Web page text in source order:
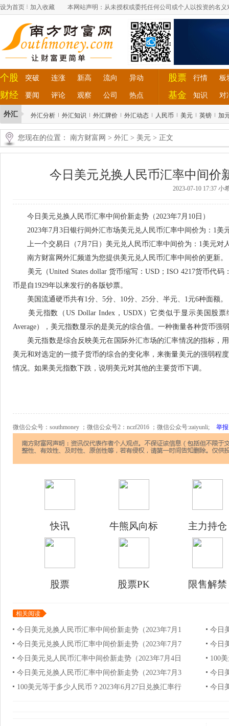
设为首页 加入收藏 本网站声明：从未授权或委托任何公司或个人以投资的名
个股 突破 连涨 新高 流向 异动
财经 要闻 评论 观察 公司 热点
股票 行情 板
基金 知识 对
外汇 外汇分析 外汇知识 外汇牌价 外汇动态 人民币 美元 英镑 加
您现在的位置： 南方财富网 > 外汇 > 美元 > 正文
今日美元兑换人民币汇率中间价
2023-07-10 17:37 小
今日美元兑换人民币汇率中间价新走势（2023年7月10日）
2023年7月3日银行间外汇市场美元兑人民币汇率中间价为：1美
上一个交易日（7月7日）美元兑人民币汇率中间价为：1美元对
南方财富网外汇频道为您提供美元兑人民币汇率中间价的更新。
美元（United States dollar 货币缩写：USD；ISO 4217货币代码
币是自1929年以来发行的各版钞票。
美国流通硬币共有1分、5分、10分、25分、半元、1元6种面额。
美元指数（US Dollar Index，USDX）它类似于显示美国股票
Average），美元指数显示的是美元的综合值。一种衡量各种货币强
美元指数是综合反映美元在国际外汇市场的汇率情况的指标，
美元和对选定的一揽子货币的综合的变化率，来衡量美元的强弱程
情况。如果美元指数下跌，说明美元对其他的主要货币下调。
微信公众号：southmoney ；微信公众号2：nczf2016 ；微信公众号:zaiyunli; 举报
快讯 牛熊风向标 主力持仓
股票 股票PK 限售解禁
相关阅读
今日美元兑换人民币汇率中间价新走势（2023年7月1
今日
今日美元兑换人民币汇率中间价新走势（2023年7月7
今日
今日美元兑人民币汇率中间价新走势（2023年7月4日
100
今日美元兑换人民币汇率中间价新走势（2023年7月3
今日
100美元等于多少人民币？2023年6月27日兑换汇率行
今日